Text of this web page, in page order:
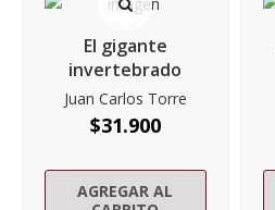
El gigante
invertebrado
Juan Carlos Torre
$31.900
AGREGAR AL